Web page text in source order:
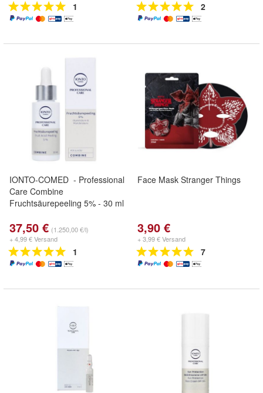
1 2
IONTO-COMED - Professional
Care Combine
Fruchtsäurepeeling 5% - 30 ml
37,50 € (1.250,00 €/l)
+ 4,99 € Versand
1
Face Mask Stranger Things
3,90 €
+ 3,99 € Versand
7